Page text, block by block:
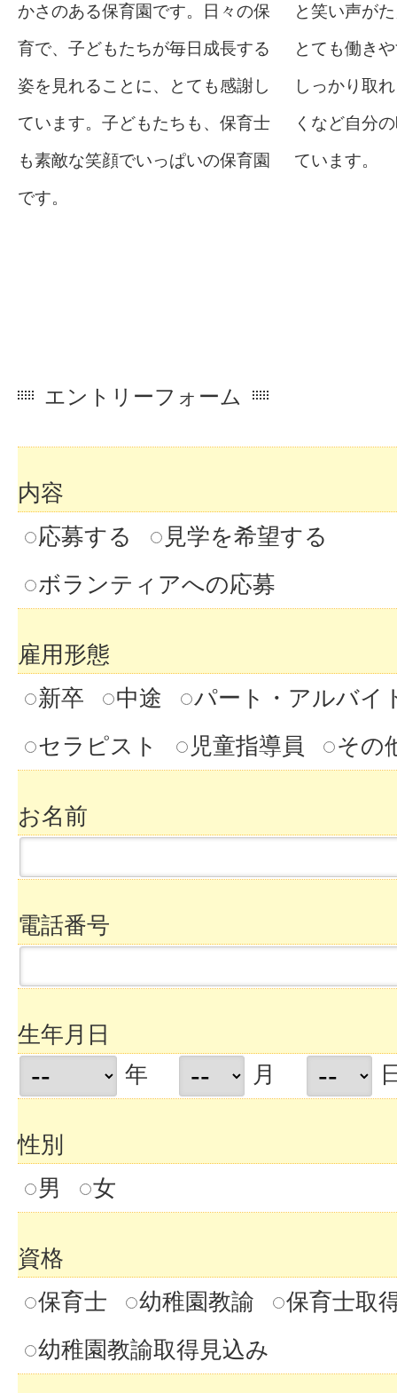
かさのある保育園です。日々の保
育で、子どもたちが毎日成長する
姿を見れることに、とても感謝し
ています。子どもたちも、保育士
も素敵な笑顔でいっぱいの保育園
です。
と笑い声が
とても働き
しっかり取
くなど自分
ています。
エントリーフォーム
内容
応募する
見学を希望する
ボランティアへの応募
雇用形態
新卒
中途
パート・アルバイ
セラピスト
児童指導員 その
お名前
電話番号
生年月日
年
月
性別
男
女
資格
保育士
幼稚園教諭
保育士取
幼稚園教諭取得見込み